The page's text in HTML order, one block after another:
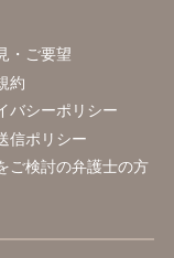
・ご要望
約
バシーポリシー
信ポリシー
ご検討の弁護士の方